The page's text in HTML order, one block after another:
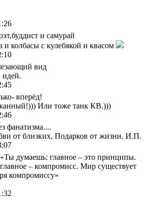
и самурай
и колбасы с кулебякой и квасом
вид
вперёд!
Или тоже танк КВ.)))
фанатизма....
от близких, Подарков от жизни. И.П.
«Ты думаешь: главное – это принципы.
– компромисс. Мир существует
компромиссу»